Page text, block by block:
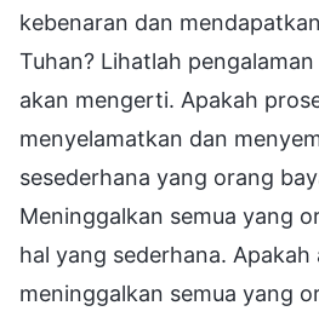
kebenaran dan
Tuhan? Lihatlah
akan mengerti. Apakah
menyelamatkan dan
sesederhana yang orang
Meninggalkan semua yang
hal yang sederhana.
meninggalkan semua yang